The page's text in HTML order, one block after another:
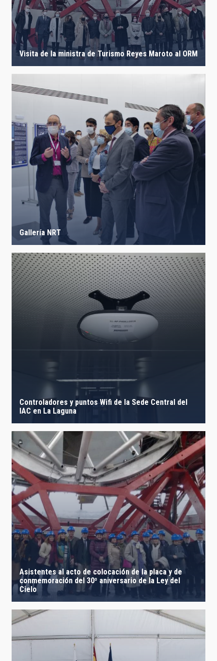
Visita de la ministra de Turismo Reyes Maroto al ORM
Gallería NRT
Controladores y puntos Wifi de la Sede Central del
IAC en La Laguna
Asistentes al acto de colocación de la placa y de
conmemoración del 30º aniversario de la Ley del
Cielo